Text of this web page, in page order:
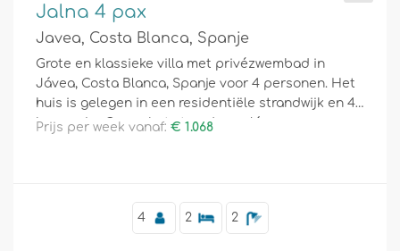
Jalna 4 pax
Javea, Costa Blanca, Spanje
Grote en klassieke villa met privézwembad in
Jávea, Costa Blanca, Spanje voor 4 personen. Het
huis is gelegen in een residentiële strandwijk en 4
km van La Grava, het strand van Jávea.
Prijs per week vanaf: € 1.068
4 2 2